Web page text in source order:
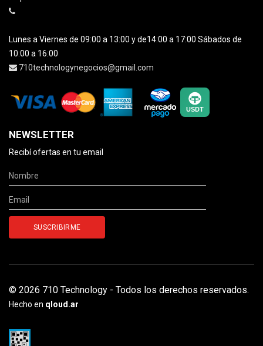
Lunes a Viernes de 09:00 a 13:00 y de14:00 a 17:00 Sábados de
10:00 a 16:00
710technologynegocios@gmail.com
NEWSLETTER
Recibí ofertas en tu email
© 2026 710 Technology - Todos los derechos reservados.
Hecho en qloud.ar